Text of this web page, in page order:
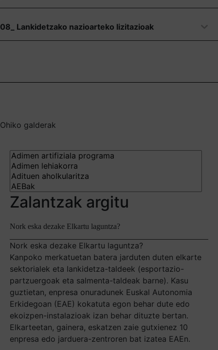
08_ Lankidetzako nazioarteko lizitazioak
Ohiko galderak
Zalantzak argitu
Nork eska dezake Elkartu laguntza?
Nork eska dezake Elkartu laguntza?
Kanpoko merkatuetan batera jarduten duten elkarte
sektorialek eta lankidetza-taldeek (esportazio-
partzuergoak eta salmenta-taldeak barne). Kasu
guztietan, enpresa onuradunek Euskal Autonomia
Erkidegoan (EAE) kokatuta egon behar dute edo
ekoizpen-instalazioak izan behar dituzte bertan.
Elkarteetan, gainera, eskatzen zaie gutxienez 10
enpresa edo jarduera-zentroren bat izatea EAEn.